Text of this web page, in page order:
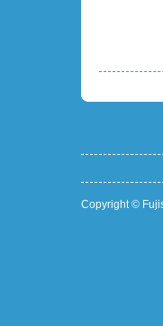
Copyright ©